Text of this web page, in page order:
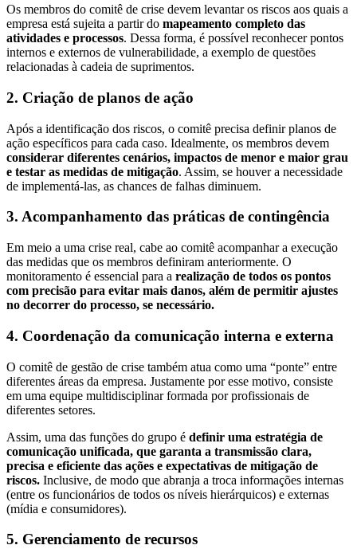
Os membros do comitê de crise devem levantar os riscos aos quais a
empresa está sujeita a partir do mapeamento completo das
atividades e processos. Dessa forma, é possível reconhecer pontos
internos e externos de vulnerabilidade, a exemplo de questões
relacionadas à cadeia de suprimentos.
2. Criação de planos de ação
Após a identificação dos riscos, o comitê precisa definir planos de
ação específicos para cada caso. Idealmente, os membros devem
considerar diferentes cenários, impactos de menor e maior grau
e testar as medidas de mitigação. Assim, se houver a necessidade
de implementá-las, as chances de falhas diminuem.
3. Acompanhamento das práticas de contingência
Em meio a uma crise real, cabe ao comitê acompanhar a execução
das medidas que os membros definiram anteriormente. O
monitoramento é essencial para a realização de todos os pontos
com precisão para evitar mais danos, além de permitir ajustes
no decorrer do processo, se necessário.
4. Coordenação da comunicação interna e externa
O comitê de gestão de crise também atua como uma “ponte” entre
diferentes áreas da empresa. Justamente por esse motivo, consiste
em uma equipe multidisciplinar formada por profissionais de
diferentes setores.
Assim, uma das funções do grupo é definir uma estratégia de
comunicação unificada, que garanta a transmissão clara,
precisa e eficiente das ações e expectativas de mitigação de
riscos. Inclusive, de modo que abranja a troca informações internas
(entre os funcionários de todos os níveis hierárquicos) e externas
(mídia e consumidores).
5. Gerenciamento de recursos